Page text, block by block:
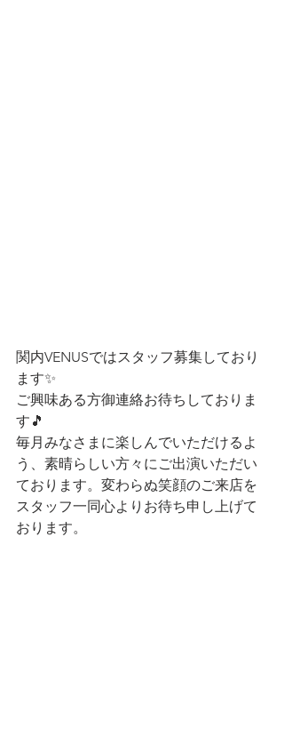
関内VENUSではスタッフ募集しており
ます✨
ご興味ある方御連絡お待ちしておりま
す🎵
毎月みなさまに楽しんでいただけるよ
う、素晴らしい方々にご出演いただい
ております。変わらぬ笑顔のご来店を
スタッフ一同心よりお待ち申し上げて
おります。